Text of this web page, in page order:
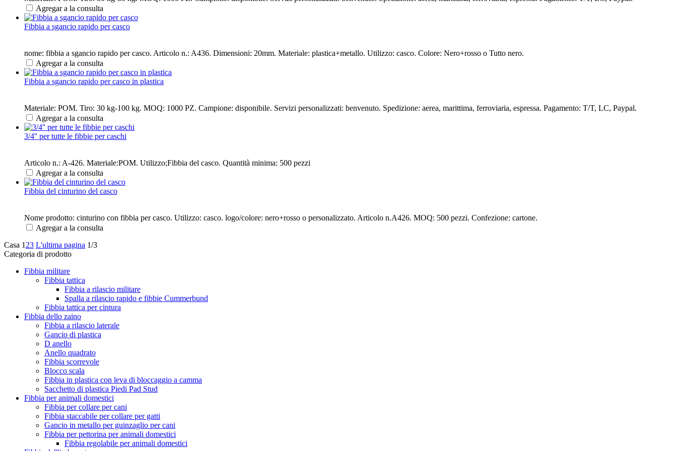
Agregar a la consulta
Fibbia a sgancio rapido per casco
nome: fibbia a sgancio rapido per casco. Articolo n.: A436. Dimensioni: 20mm. Materiale: plastica+metallo. Utilizzo: casco. Colore: Nero+rosso o Tutto nero.
Agregar a la consulta
Fibbia a sgancio rapido per casco in plastica
Materiale: POM. Tiro: 30 kg-100 kg. MOQ: 1000 PZ. Campione: disponibile. Servizi personalizzati: benvenuto. Spedizione: aerea, marittima, ferroviaria, espressa. Pagamento: T/T, LC, Paypal.
Agregar a la consulta
3/4'' per tutte le fibbie per caschi
Articolo n.: A-426. Materiale:POM. Utilizzo;Fibbia del casco. Quantità minima: 500 pezzi
Agregar a la consulta
Fibbia del cinturino del casco
Nome prodotto: cinturino con fibbia per casco. Utilizzo: casco. logo/colore: nero+rosso o personalizzato. Articolo n.A426. MOQ: 500 pezzi. Confezione: cartone.
Agregar a la consulta
Casa 1 23 L'ultima pagina 1/3
Categoria di prodotto
Fibbia militare
Fibbia tattica
Fibbia a rilascio militare
Spalla a rilascio rapido e fibbie Cummerbund
Fibbia tattica per cintura
Fibbia dello zaino
Fibbia a rilascio laterale
Gancio di plastica
D anello
Anello quadrato
Fibbia scorrevole
Blocco scala
Fibbia in plastica con leva di bloccaggio a camma
Sacchetto di plastica Piedi Pad Stud
Fibbia per animali domestici
Fibbia per collare per cani
Fibbia staccabile per collare per gatti
Gancio in metallo per guinzaglio per cani
Fibbia per pettorina per animali domestici
Fibbia regolabile per animali domestici